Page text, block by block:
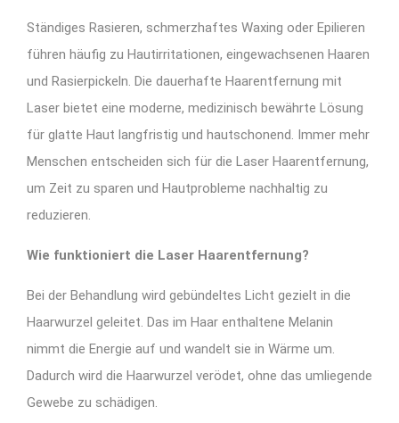
Ständiges Rasieren, schmerzhaftes Waxing oder Epilieren
führen häufig zu Hautirritationen, eingewachsenen Haaren
und Rasierpickeln. Die dauerhafte Haarentfernung mit
Laser bietet eine moderne, medizinisch bewährte Lösung
für glatte Haut langfristig und hautschonend. Immer mehr
Menschen entscheiden sich für die Laser Haarentfernung,
um Zeit zu sparen und Hautprobleme nachhaltig zu
reduzieren.
Wie funktioniert die Laser Haarentfernung?
Bei der Behandlung wird gebündeltes Licht gezielt in die
Haarwurzel geleitet. Das im Haar enthaltene Melanin
nimmt die Energie auf und wandelt sie in Wärme um.
Dadurch wird die Haarwurzel verödet, ohne das umliegende
Gewebe zu schädigen.